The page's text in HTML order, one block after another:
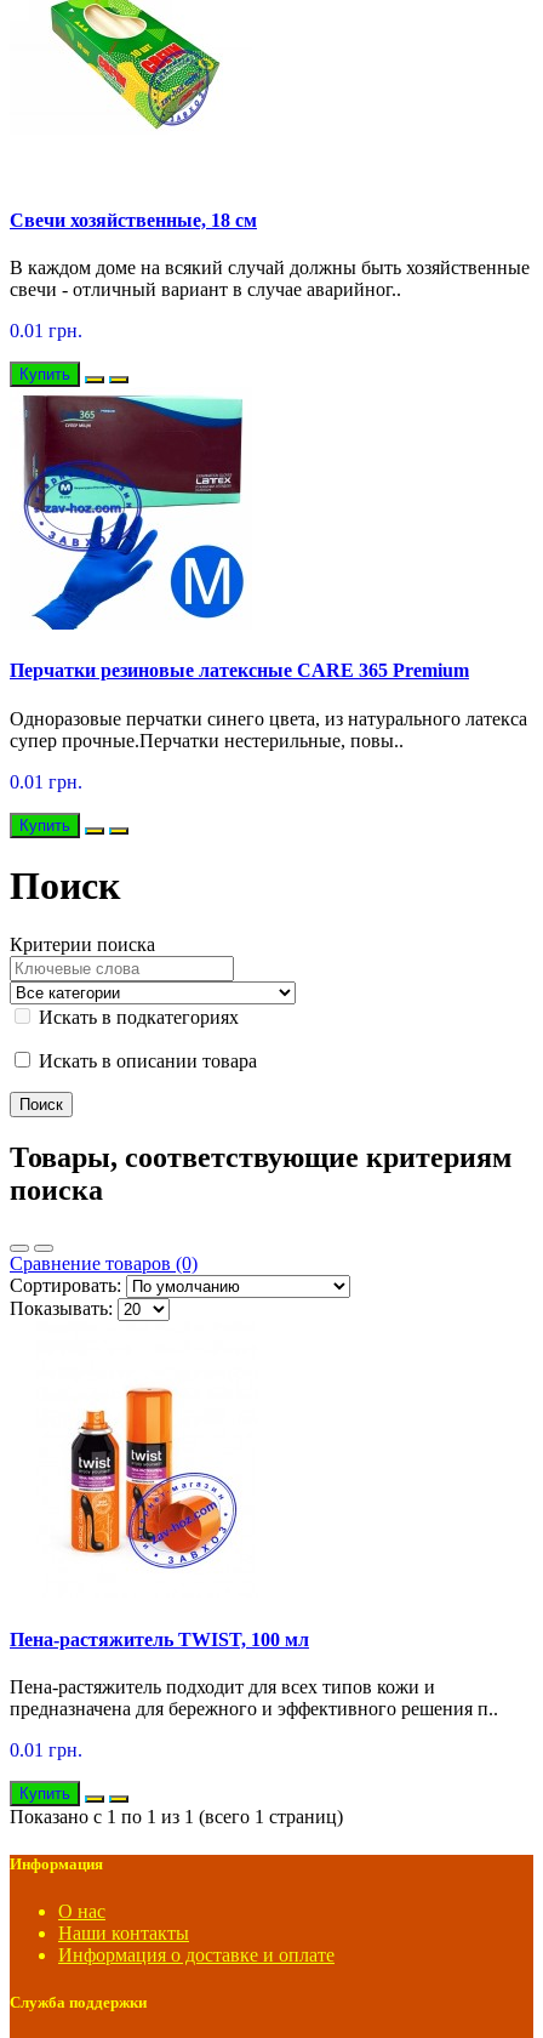
Свечи хозяйственные, 18 см
В каждом доме на всякий случай должны быть хозяйственные
свечи - отличный вариант в случае аварийног..
0.01 грн.
Купить
Перчатки резиновые латексные CARE 365 Premium
Одноразовые перчатки синего цвета, из натурального латекса
супер прочные.Перчатки нестерильные, повы..
0.01 грн.
Купить
Поиск
Критерии поиска
Искать в подкатегориях
Искать в описании товара
Товары, соответствующие критериям
поиска
Сравнение товаров (0)
Сортировать:
Показывать:
Пена-растяжитель TWIST, 100 мл
Пена-растяжитель подходит для всех типов кожи и
предназначена для бережного и эффективного решения п..
0.01 грн.
Купить
Показано с 1 по 1 из 1 (всего 1 страниц)
Информация
О нас
Наши контакты
Информация о доставке и оплате
Служба поддержки